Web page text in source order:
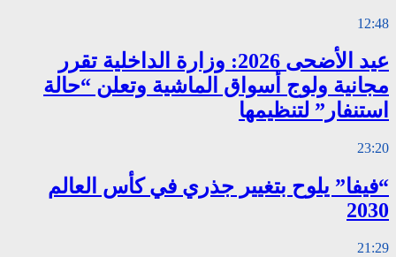
12:48
عيد الأضحى 2026: وزارة الداخلية تقرر
مجانية ولوج أسواق الماشية وتعلن “حالة
استنفار” لتنظيمها
23:20
“فيفا” يلوح بتغيير جذري في كأس العالم
2030
21:29